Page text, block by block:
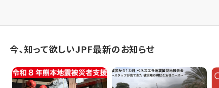
今、知って欲しいJPF最新のお知らせ